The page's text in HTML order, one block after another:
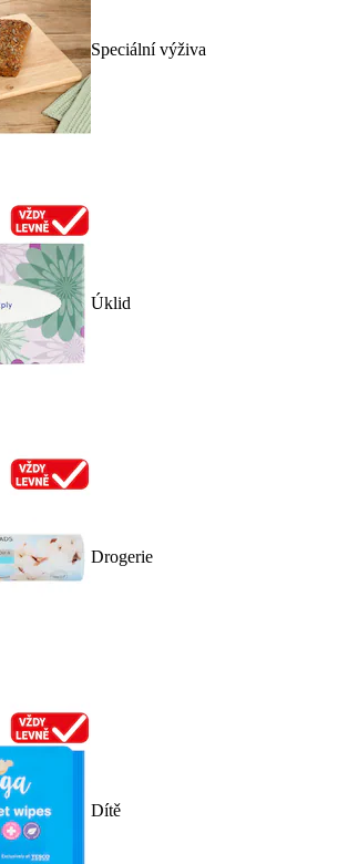
Speciální výživa
Úklid
Drogerie
Dítě